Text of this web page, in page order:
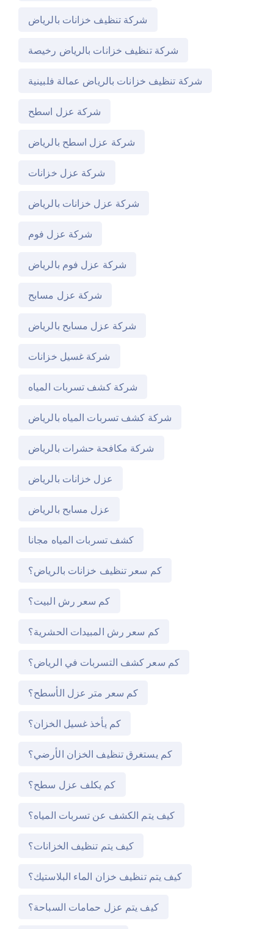
شركة تنظيف خزانات بالرياض
شركة تنظيف خزانات بالرياض رخيصة
شركة تنظيف خزانات بالرياض عمالة فلبينية
شركة عزل اسطح
شركة عزل اسطح بالرياض
شركة عزل خزانات
شركة عزل خزانات بالرياض
شركة عزل فوم
شركة عزل فوم بالرياض
شركة عزل مسابح
شركة عزل مسابح بالرياض
شركة غسيل خزانات
شركة كشف تسربات المياه
شركة كشف تسربات المياه بالرياض
شركة مكافحة حشرات بالرياض
عزل خزانات بالرياض
عزل مسابح بالرياض
كشف تسربات المياه مجانا
كم سعر تنظيف خزانات بالرياض؟
كم سعر رش البيت؟
كم سعر رش المبيدات الحشرية؟
كم سعر كشف التسربات في الرياض؟
كم سعر متر عزل الأسطح؟
كم يأخذ غسيل الخزان؟
كم يستغرق تنظيف الخزان الأرضي؟
كم يكلف عزل سطح؟
كيف يتم الكشف عن تسربات المياه؟
كيف يتم تنظيف الخزانات؟
كيف يتم تنظيف خزان الماء البلاستيك؟
كيف يتم عزل حمامات السباحة؟